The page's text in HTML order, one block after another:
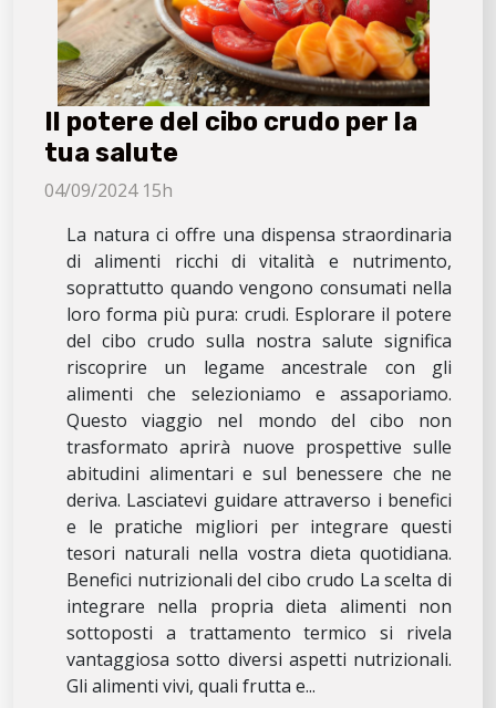
Il potere del cibo crudo per la
tua salute
04/09/2024 15h
La natura ci offre una dispensa straordinaria
di alimenti ricchi di vitalità e nutrimento,
soprattutto quando vengono consumati nella
loro forma più pura: crudi. Esplorare il potere
del cibo crudo sulla nostra salute significa
riscoprire un legame ancestrale con gli
alimenti che selezioniamo e assaporiamo.
Questo viaggio nel mondo del cibo non
trasformato aprirà nuove prospettive sulle
abitudini alimentari e sul benessere che ne
deriva. Lasciatevi guidare attraverso i benefici
e le pratiche migliori per integrare questi
tesori naturali nella vostra dieta quotidiana.
Benefici nutrizionali del cibo crudo La scelta di
integrare nella propria dieta alimenti non
sottoposti a trattamento termico si rivela
vantaggiosa sotto diversi aspetti nutrizionali.
Gli alimenti vivi, quali frutta e...